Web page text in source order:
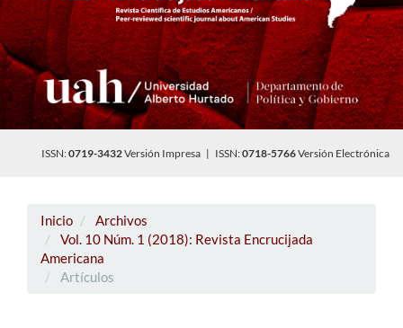
ISSN:0719-3432Versión Impresa | ISSN:0718-5766Versión Electrónica
Inicio
Archivos
Vol. 10 Núm. 1 (2018): Revista Encrucijada
Americana
Artículos